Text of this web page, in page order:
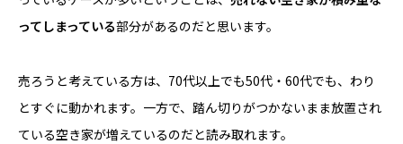
ってしまっている部分があるのだと思います。
売ろうと考えている方は、70代以上でも50代・60代でも、わり
とすぐに動かれます。一方で、踏ん切りがつかないまま放置され
ている空き家が増えているのだと読み取れます。